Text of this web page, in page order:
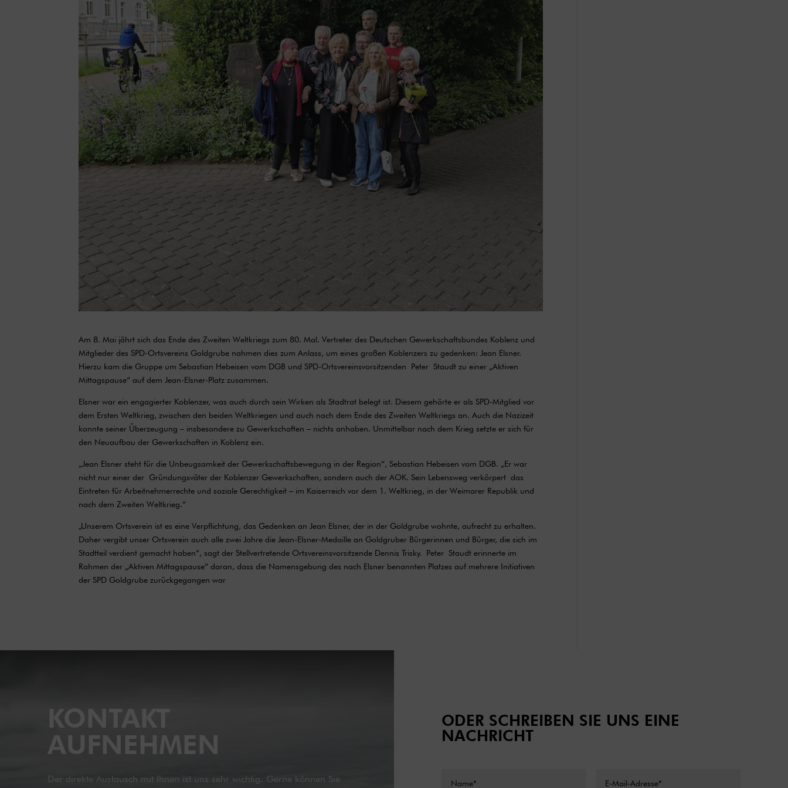
Am 8. Mai jährt sich das Ende des Zweiten Weltkriegs zum 80. Mal. Vertreter des Deutschen Gewerkschaftsbundes Koblenz und
Mitglieder des SPD-Ortsvereins Goldgrube nahmen dies zum Anlass, um eines großen Koblenzers zu gedenken: Jean Elsner.
Hierzu kam die Gruppe um Sebastian Hebeisen vom DGB und SPD-Ortsvereinsvorsitzenden Peter Staudt zu einer „Aktiven
Mittagspause“ auf dem Jean-Elsner-Platz zusammen.
Elsner war ein engagierter Koblenzer, was auch durch sein Wirken als Stadtrat belegt ist. Diesem gehörte er als SPD-Mitglied vor
dem Ersten Weltkrieg, zwischen den beiden Weltkriegen und auch nach dem Ende des Zweiten Weltkriegs an. Auch die Nazizeit
konnte seiner Überzeugung – insbesondere zu Gewerkschaften – nichts anhaben. Unmittelbar nach dem Krieg setzte er sich für
den Neuaufbau der Gewerkschaften in Koblenz ein.
„Jean Elsner steht für die Unbeugsamkeit der Gewerkschaftsbewegung in der Region“, Sebastian Hebeisen vom DGB. „Er war
nicht nur einer der Gründungsväter der Koblenzer Gewerkschaften, sondern auch der AOK. Sein Lebensweg verkörpert das
Eintreten für Arbeitnehmerrechte und soziale Gerechtigkeit – im Kaiserreich vor dem 1. Weltkrieg, in der Weimarer Republik und
nach dem Zweiten Weltkrieg.“
„Unserem Ortsverein ist es eine Verpflichtung, das Gedenken an Jean Elsner, der in der Goldgrube wohnte, aufrecht zu erhalten.
Daher vergibt unser Ortsverein auch alle zwei Jahre die Jean-Elsner-Medaille an Goldgruber Bürgerinnen und Bürger, die sich im
Stadtteil verdient gemacht haben“, sagt der Stellvertretende Ortsvereinsvorsitzende Dennis Trisky. Peter Staudt erinnerte im
Rahmen der „Aktiven Mittagspause“ daran, dass die Namensgebung des nach Elsner benannten Platzes auf mehrere Initiativen
der SPD Goldgrube zurückgegangen war
KONTAKT
AUFNEHMEN
Der direkte Austausch mit Ihnen ist uns sehr wichtig. Gerne können Sie
ODER SCHREIBEN SIE UNS EINE
NACHRICHT